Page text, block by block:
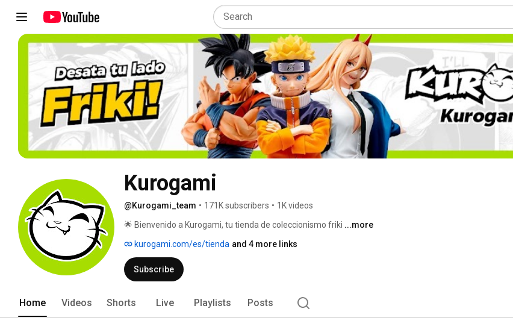
Kurogami
@Kurogami_team • 171K subscribers • 1K videos
🌟 Bienvenido a Kurogami, tu tienda de coleccionismo friki ...more
kurogami.com/es/tienda and 4 more links
Subscribe
Home Videos Shorts Live Playlists Posts